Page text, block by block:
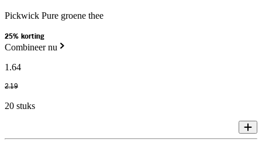
Pickwick Pure groene thee
25% korting
Combineer nu
1.64
2.19
20 stuks